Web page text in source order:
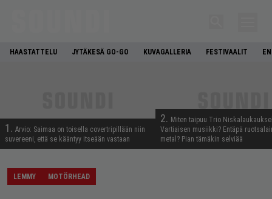
HAASTATTELU JYTÄKESÄ GO-GO KUVAGALLERIA FESTIVAALIT
1. Arvio: Saimaa on toisella covertripillään niin
suvereeni, että se kääntyy itseään vastaan
2. Miten taipuu Trio
Vartiaisen musiikki? Entäpä
metal? Pian tämäkin selviää
LEMMY MOTÖRHEAD